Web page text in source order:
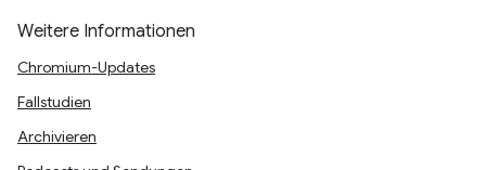
Weitere Informationen
Chromium-Updates
Fallstudien
Archivieren